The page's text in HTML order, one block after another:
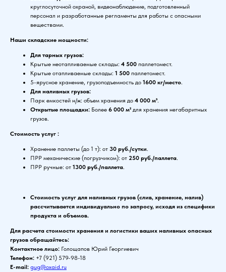
круглосуточной охраной, видеонаблюдение, подготовленный
персонал и разработанные регламенты для работы с опасными
веществами.
Наши складские мощности:
Для тарных грузов:
Крытые неотапливаемые склады: 4 500 паллетомест.
Крытые отапливаемые склады: 1 500 паллетомест.
5-ярусное хранение, грузоподъемность до 1600 кг/место.
Для наливных грузов:
Парк емкостей н/ж: объем хранения до 4 000 м³.
Открытые площадки: Более 6 000 м² для хранения негабаритных
грузов.
Стоимость услуг :
Хранение паллеты (до 1 т): от 30 руб./сутки.
ПРР механические (погрузчиком): от 250 руб./паллета.
ПРР ручные: от 1300 руб./паллета.
Стоимость услуг для наливных грузов (слив, хранение, налив)
рассчитывается индивидуально по запросу, исходя из специфики
продукта и объемов.
Для расчета стоимости хранения и логистики ваших наливных опасных
грузов обращайтесь:
Контактное лицо: Голощапов Юрий Георгиевич
Телефон: +7 (921) 579-98-18
E-mail: gug@oxaid.ru